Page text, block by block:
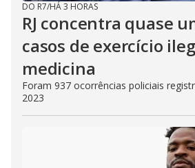
DO R7/HÁ 3 HORAS
RJ concentra quase
casos de exercício
medicina
Foram 937 ocorrências policiais
2023